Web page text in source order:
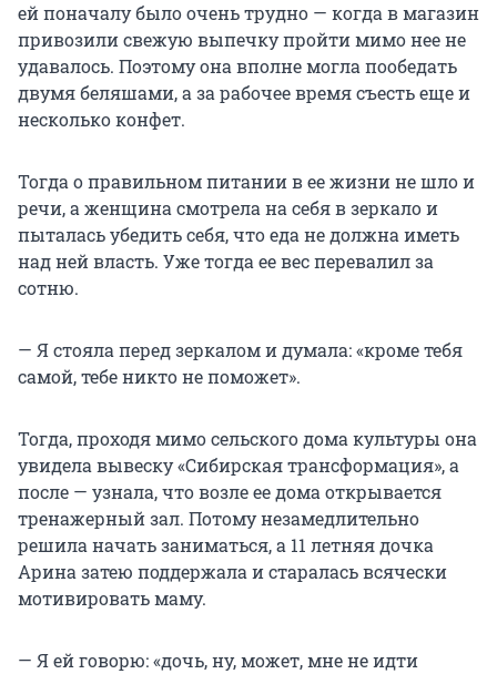
ей поначалу было очень трудно — когда в магазин
привозили свежую выпечку пройти мимо нее не
удавалось. Поэтому она вполне могла пообедать
двумя беляшами, а за рабочее время съесть еще и
несколько конфет.
Тогда о правильном питании в ее жизни не шло и
речи, а женщина смотрела на себя в зеркало и
пыталась убедить себя, что еда не должна иметь
над ней власть. Уже тогда ее вес перевалил за
сотню.
— Я стояла перед зеркалом и думала: «кроме тебя
самой, тебе никто не поможет».
Тогда, проходя мимо сельского дома культуры она
увидела вывеску «Сибирская трансформация», а
после — узнала, что возле ее дома открывается
тренажерный зал. Потому незамедлительно
решила начать заниматься, а 11 летняя дочка
Арина затею поддержала и старалась всячески
мотивировать маму.
— Я ей говорю: «дочь, ну, может, мне не идти